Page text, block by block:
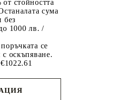
стойността
сума
без
1000 лв. /
се
оскъпяване.